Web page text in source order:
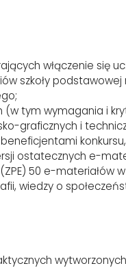
włączenie się
szkoły podstawowej
tym wymagania i
graficznych i
ostatecznych e-
50 e-materiałów
wiedzy o